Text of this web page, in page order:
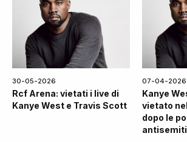
30-05-2026
Rcf Arena: vietati i live di
Kanye West e Travis Scott
07-04-2026
Kanye
vietato
dopo le